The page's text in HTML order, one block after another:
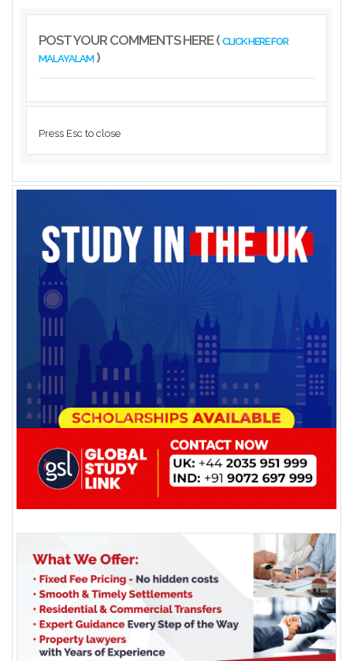
POST YOUR COMMENTS HERE ( CLICK HERE FOR
MALAYALAM)
Press Esc to close